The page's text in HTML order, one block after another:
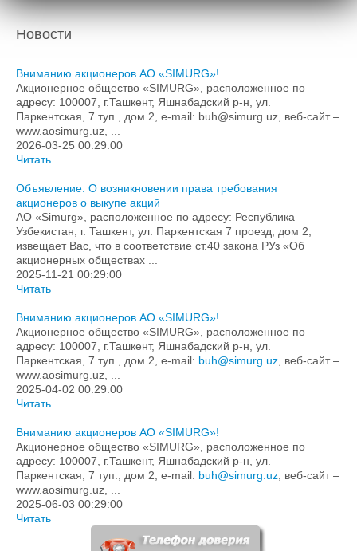
Новости
Вниманию акционеров АО «SIMURG»!
Акционерное общество «SIMURG», расположенное по
адресу: 100007, г.Ташкент, Яшнабадский р-н, ул.
Паркентская, 7 туп., дом 2, e-mail: buh@simurg.uz, веб-сайт –
www.aosimurg.uz, ...
2026-03-25 00:29:00
Читать
Объявление. О возникновении права требования
акционеров о выкупе акций
АО «Simurg», расположенное по адресу: Республика
Узбекистан, г. Ташкент, ул. Паркентская 7 проезд, дом 2,
извещает Вас, что в соответствие ст.40 закона РУз «Об
акционерных обществах ...
2025-11-21 00:29:00
Читать
Вниманию акционеров АО «SIMURG»!
Акционерное общество «SIMURG», расположенное по
адресу: 100007, г.Ташкент, Яшнабадский р-н, ул.
Паркентская, 7 туп., дом 2, e-mail: buh@simurg.uz , веб-сайт –
www.aosimurg.uz, ...
2025-04-02 00:29:00
Читать
Вниманию акционеров АО «SIMURG»!
Акционерное общество «SIMURG», расположенное по
адресу: 100007, г.Ташкент, Яшнабадский р-н, ул.
Паркентская, 7 туп., дом 2, e-mail: buh@simurg.uz , веб-сайт –
www.aosimurg.uz, ...
2025-06-03 00:29:00
Читать